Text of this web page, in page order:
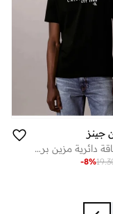
جينز
تيشيرت بياقة دائرية مزين برسمة
-8%